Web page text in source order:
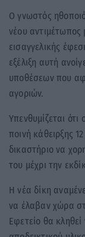
Ο γνωστός
νέου αντιμέτωπος
εισαγγελικής
εξέλιξη αυτή
υποθέσεων που
αγοριών.
Υπενθυμίζεται
ποινή κάθειρξης
δικαστήριο να
του μέχρι την
Η νέα δίκη
να έλαβαν χώρα
Εφετείο θα